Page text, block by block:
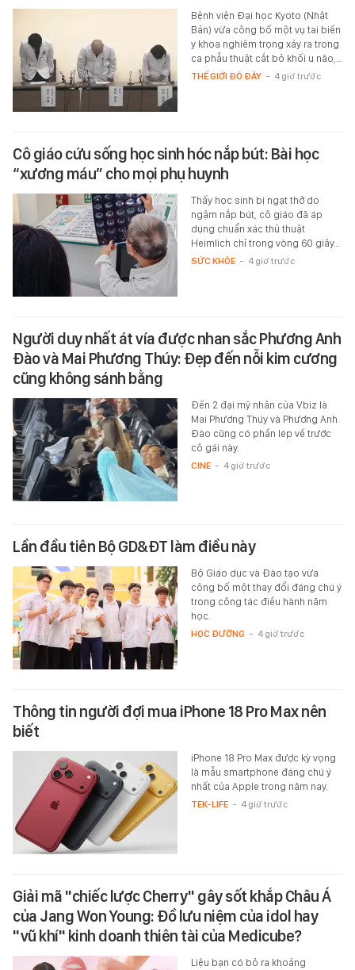
Bệnh viện Đại học Kyoto (Nhật
Bản) vừa công bố một vụ tai biến
y khoa nghiêm trọng xảy ra trong
ca phẫu thuật cắt bỏ khối u não,…
THẾ GIỚI ĐÓ ĐÂY - 4 giờ trước
Cô giáo cứu sống học sinh hóc nắp bút: Bài học
“xương máu” cho mọi phụ huynh
Thấy học sinh bị ngạt thở do
ngậm nắp bút, cô giáo đã áp
dụng chuẩn xác thủ thuật
Heimlich chỉ trong vòng 60 giây…
SỨC KHỎE - 4 giờ trước
Người duy nhất át vía được nhan sắc Phương Anh
Đào và Mai Phương Thúy: Đẹp đến nỗi kim cương
cũng không sánh bằng
Đến 2 đại mỹ nhân của Vbiz là
Mai Phương Thúy và Phương Anh
Đào cũng có phần lép vế trước
cô gái này.
CINE - 4 giờ trước
Lần đầu tiên Bộ GD&ĐT làm điều này
Bộ Giáo dục và Đào tạo vừa
công bố một thay đổi đáng chú ý
trong công tác điều hành năm
học.
HỌC ĐƯỜNG - 4 giờ trước
Thông tin người đợi mua iPhone 18 Pro Max nên
biết
iPhone 18 Pro Max được kỳ vọng
là mẫu smartphone đáng chú ý
nhất của Apple trong năm nay.
TEK-LIFE - 4 giờ trước
Giải mã "chiếc lược Cherry" gây sốt khắp Châu Á
của Jang Won Young: Đồ lưu niệm của idol hay
"vũ khí" kinh doanh thiên tài của Medicube?
Liệu bạn có bỏ ra khoảng